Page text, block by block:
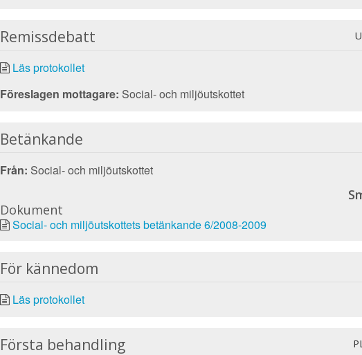
Remissdebatt
Läs protokollet
Föreslagen mottagare: Social- och miljöutskottet
Betänkande
Från: Social- och miljöutskottet
Dokument
Social- och miljöutskottets betänkande 6/2008-2009
För kännedom
Läs protokollet
Första behandling